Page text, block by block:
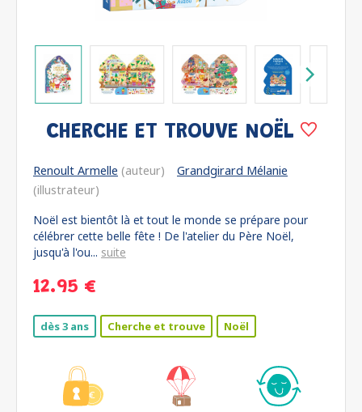
CHERCHE ET TROUVE NOËL
Renoult Armelle (auteur)
Grandgirard Mélanie
(illustrateur)
Noël est bientôt là et tout le monde se prépare pour
célébrer cette belle fête ! De l'atelier du Père Noël,
jusqu'à l'ou... suite
12.95 €
dès 3 ans Cherche et trouve Noël